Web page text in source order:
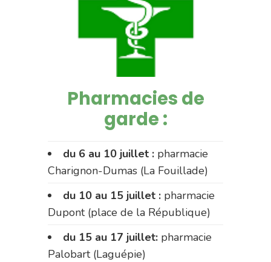
Pharmacies de
garde :
du 6 au 10 juillet : pharmacie
Charignon-Dumas (La Fouillade)
du 10 au 15 juillet : pharmacie
Dupont (place de la République)
du 15 au 17 juillet: pharmacie
Palobart (Laguépie)